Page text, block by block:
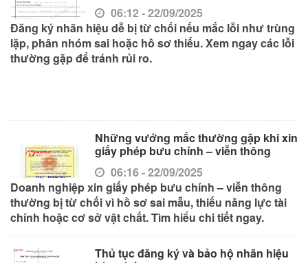
06:12 - 22/09/2025
Đăng ký nhãn hiệu dễ bị từ chối nếu mắc lỗi như trùng
lặp, phân nhóm sai hoặc hồ sơ thiếu. Xem ngay các lỗi
thường gặp để tránh rủi ro.
Những vướng mắc thường gặp khi xin
giấy phép bưu chính – viễn thông
06:16 - 22/09/2025
Doanh nghiệp xin giấy phép bưu chính – viễn thông
thường bị từ chối vì hồ sơ sai mẫu, thiếu năng lực tài
chính hoặc cơ sở vật chất. Tìm hiểu chi tiết ngay.
Thủ tục đăng ký và bảo hộ nhãn hiệu